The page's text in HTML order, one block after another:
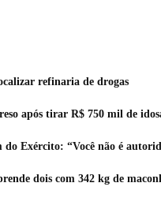
refinaria de drogas
após tirar R$ 750 mil de
Exército: “Você não é
dois com 342 kg de